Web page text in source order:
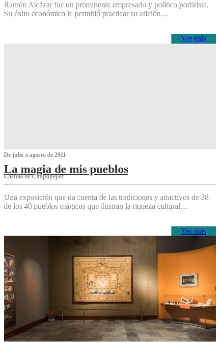
Ramón Alcázar fue un prominente empresario y político porfirista.
Su éxito económico le permitió practicar su afición…
Ver más
De julio a agosto de 2011
La magia de mis pueblos
Castillo de Chapultepec
Una exposición que da cuenta de las tradiciones y atractivos de 38
de los 40 pueblos mágicos que ilustran la riqueza cultural…
Ver más